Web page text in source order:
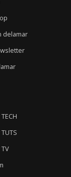
delamar